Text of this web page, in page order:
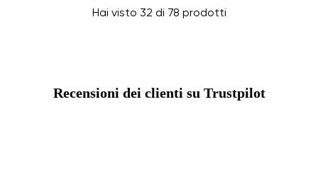
Hai visto 32 di 78 prodotti
Recensioni dei clienti su Trustpilot